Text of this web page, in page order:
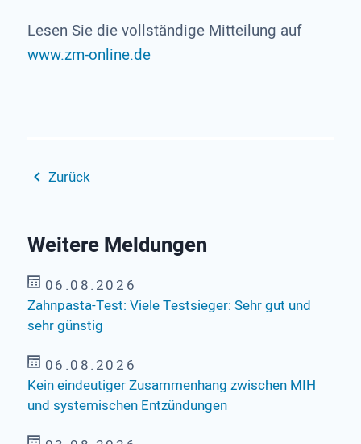
Lesen Sie die vollständige Mitteilung auf
www.zm-online.de
Zurück
Weitere Meldungen
06.08.2026
Zahnpasta-Test: Viele Testsieger: Sehr gut und
sehr günstig
06.08.2026
Kein eindeutiger Zusammenhang zwischen MIH
und systemischen Entzündungen